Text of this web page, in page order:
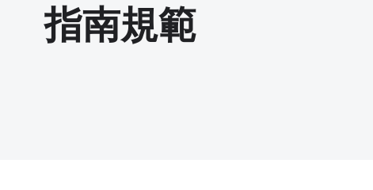
指南規範